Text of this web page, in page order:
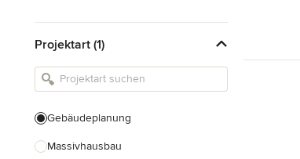
Landschaftsarchitekten
Armaturen & Sanitärbedarf
Einbauschränke
Projektart (1)
Gebäudeplanung
Massivhausbau